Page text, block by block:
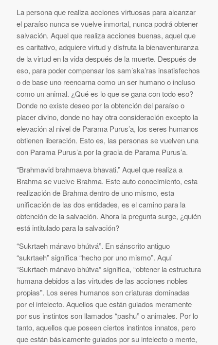
La persona que realiza acciones virtuosas para alcanzar
el paraíso nunca se vuelve inmortal, nunca podrá obtener
salvación. Aquel que realiza acciones buenas, aquel que
es caritativo, adquiere virtud y disfruta la bienaventuranza
de la virtud en la vida después de la muerte. Después de
eso, para poder compensar los sam’ska’ras insatisfechos
o de base uno reencarna como un ser humano o incluso
como un animal. ¿Qué es lo que se gana con todo eso?
Donde no existe deseo por la obtención del paraíso o
placer divino, donde no hay otra consideración excepto la
elevación al nivel de Parama Purus’a, los seres humanos
obtienen liberación. Esto es, las personas se vuelven una
con Parama Purus’a por la gracia de Parama Purus’a.
“Brahmavid brahmaeva bhavati.” Aquel que realiza a
Brahma se vuelve Brahma. Este auto conocimiento, esta
realización de Brahma dentro de uno mismo, esta
unificación de las dos entidades, es el camino para la
obtención de la salvación. Ahora la pregunta surge, ¿quién
está intitulado para la salvación?
“Sukrtaeh mánavo bhútvá”. En sánscrito antiguo
“sukrtaeh” significa “hecho por uno mismo”. Aquí
“Sukrtaeh mánavo bhútva” significa, “obtener la estructura
humana debidos a las virtudes de las acciones nobles
propias”. Los seres humanos son criaturas dominadas
por el intelecto. Aquellos que están guiados meramente
por sus instintos son llamados “pashu” o animales. Por lo
tanto, aquellos que poseen ciertos instintos innatos, pero
que están básicamente guiados por su intelecto o mente,